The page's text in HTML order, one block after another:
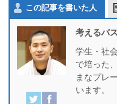
この記事を書いた人
考えるバ
学生・社
で培った、
まなプレ
います。